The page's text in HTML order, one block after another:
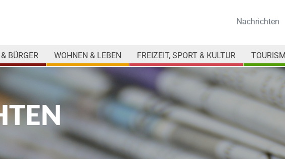
Nachrichten
BÜRGER WOHNEN & LEBEN FREIZEIT, SPORT & KULTUR